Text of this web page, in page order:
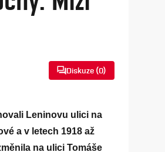
Diskuze (0)
Leninovu ulici na
a v letech 1918 až
na ulici Tomáše